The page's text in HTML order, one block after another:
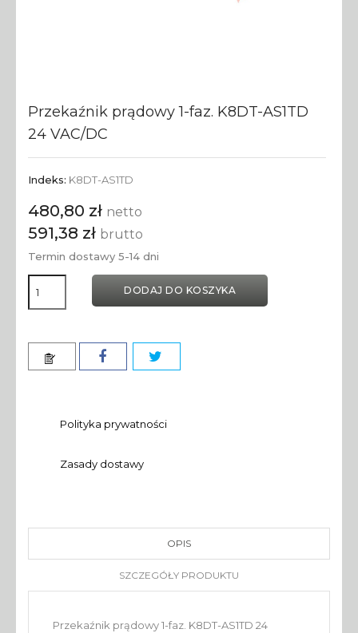
Przekaźnik prądowy 1-faz. K8DT-AS1TD
24 VAC/DC
Indeks: K8DT-AS1TD
480,80 zł netto
591,38 zł brutto
Termin dostawy 5-14 dni
DODAJ DO KOSZYKA
Polityka prywatności
Zasady dostawy
OPIS
SZCZEGÓŁY PRODUKTU
Przekaźnik prądowy 1-faz. K8DT-AS1TD 24